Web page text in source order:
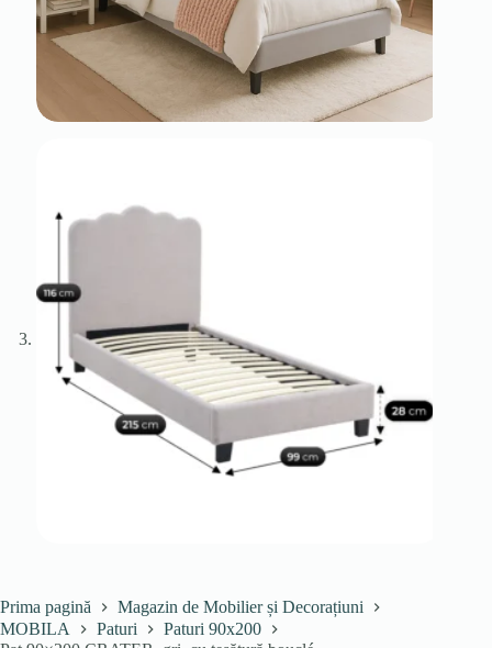
Prima pagină
Magazin de Mobilier și Decorațiuni
MOBILA
Paturi
Paturi 90x200